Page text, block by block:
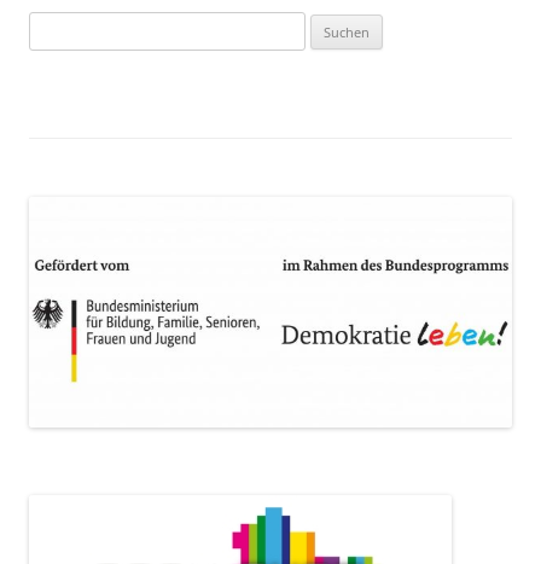
nach: